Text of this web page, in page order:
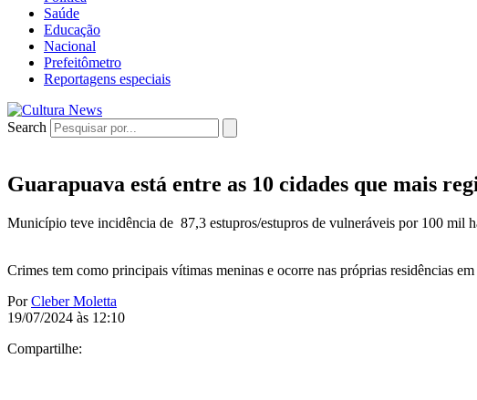
Saúde
Educação
Nacional
Prefeitômetro
Reportagens especiais
Search
Guarapuava está entre as 10 cidades que mais
Município teve incidência de 87,3 estupros/estupros de vulneráveis por 100 mil
Crimes tem como principais vítimas meninas e ocorre nas próprias residências
PorCleber Moletta
19/07/2024 às 12:10
Compartilhe: